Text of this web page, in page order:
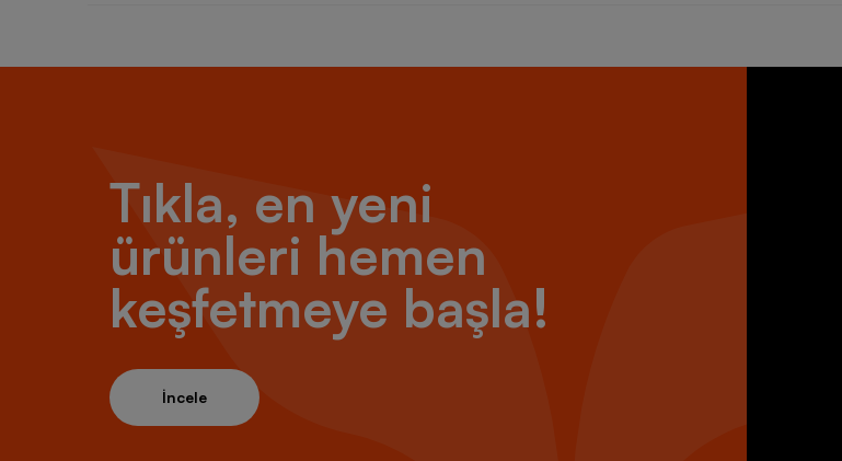
Tıkla, en yeni
ürünleri hemen
keşfetmeye başla!
İncele